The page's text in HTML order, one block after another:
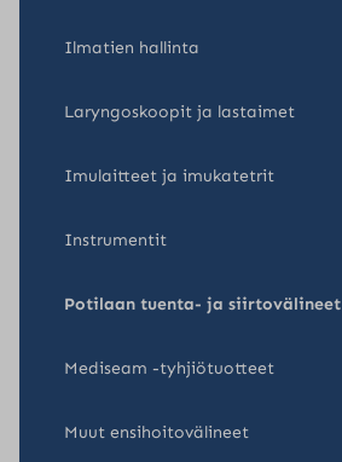
Ilmatien hallinta
Laryngoskoopit ja lastaimet
Imulaitteet ja imukatetrit
Instrumentit
Potilaan tuenta- ja siirtovälineet
Mediseam -tyhjiötuotteet
Muut ensihoitovälineet